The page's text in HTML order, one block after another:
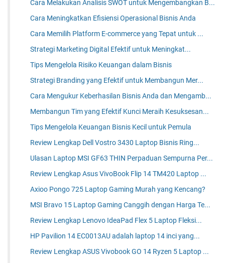
Cara Melakukan Analisis SWOT untuk Mengembangkan B...
Cara Meningkatkan Efisiensi Operasional Bisnis Anda
Cara Memilih Platform E-commerce yang Tepat untuk ...
Strategi Marketing Digital Efektif untuk Meningkat...
Tips Mengelola Risiko Keuangan dalam Bisnis
Strategi Branding yang Efektif untuk Membangun Mer...
Cara Mengukur Keberhasilan Bisnis Anda dan Mengamb...
Membangun Tim yang Efektif Kunci Meraih Kesuksesan...
Tips Mengelola Keuangan Bisnis Kecil untuk Pemula
Review Lengkap Dell Vostro 3430 Laptop Bisnis Ring...
Ulasan Laptop MSI GF63 THIN Perpaduan Sempurna Per...
Review Lengkap Asus VivoBook Flip 14 TM420 Laptop ...
Axioo Pongo 725 Laptop Gaming Murah yang Kencang?
MSI Bravo 15 Laptop Gaming Canggih dengan Harga Te...
Review Lengkap Lenovo IdeaPad Flex 5 Laptop Fleksi...
HP Pavilion 14 EC0013AU adalah laptop 14 inci yang...
Review Lengkap ASUS Vivobook GO 14 Ryzen 5 Laptop ...